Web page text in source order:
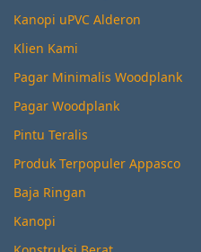
Kanopi uPVC Alderon
Klien Kami
Pagar Minimalis Woodplank
Pagar Woodplank
Pintu Teralis
Produk Terpopuler Appasco
Baja Ringan
Kanopi